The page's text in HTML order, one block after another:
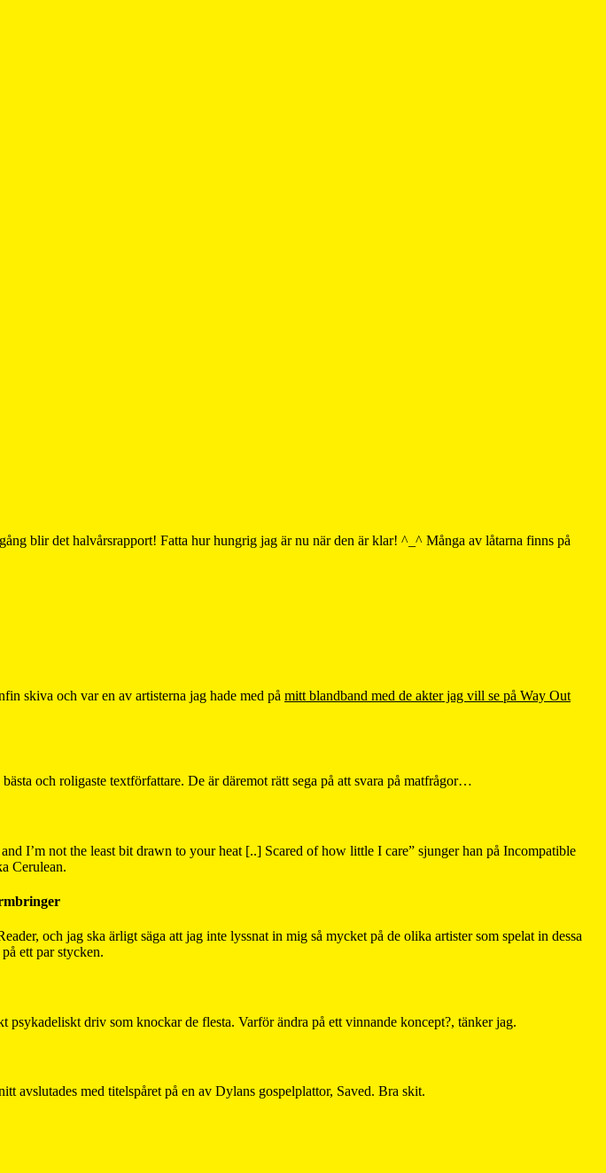
blir det halvårsrapport! Fatta hur hungrig jag är nu när den är klar! ^_^ Många av låtarna finns på
skiva och var en av artisterna jag hade med på mitt blandband med de akter jag vill se på Way Out
och roligaste textförfattare. De är däremot rätt sega på att svara på matfrågor…
I’m not the least bit drawn to your heat [..] Scared of how little I care” sjunger han på Incompatible
Cerulean.
och jag ska ärligt säga att jag inte lyssnat in mig så mycket på de olika artister som spelat in dessa
ett par stycken.
driv som knockar de flesta. Varför ändra på ett vinnande koncept?, tänker jag.
avslutades med titelspåret på en av Dylans gospelplattor, Saved. Bra skit.